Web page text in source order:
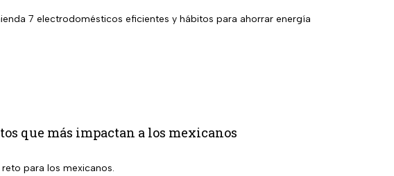
7 electrodomésticos eficientes y hábitos para ahorrar energía
que más impactan a los mexicanos
para los mexicanos.